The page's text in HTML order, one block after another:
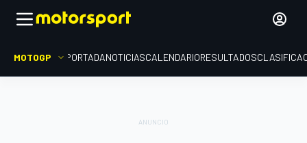
MOTOGP PORTADANOTICIASCALENDARIORESULTADOS